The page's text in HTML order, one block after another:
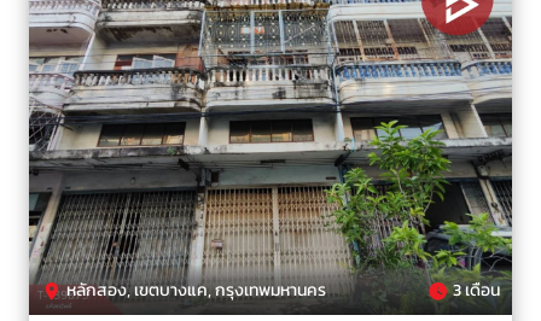
หลักสอง, เขตบางแค, กรุงเทพมหานคร 3 เดือน